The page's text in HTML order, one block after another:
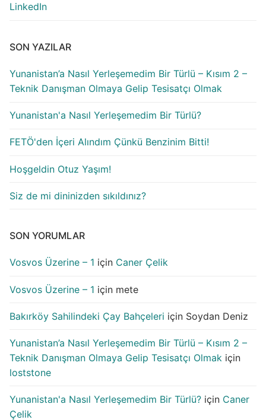
LinkedIn
SON YAZILAR
Yunanistan’a Nasıl Yerleşemedim Bir Türlü – Kısım 2 –
Teknik Danışman Olmaya Gelip Tesisatçı Olmak
Yunanistan'a Nasıl Yerleşemedim Bir Türlü?
FETÖ'den İçeri Alındım Çünkü Benzinim Bitti!
Hoşgeldin Otuz Yaşım!
Siz de mi dininizden sıkıldınız?
SON YORUMLAR
Vosvos Üzerine – 1 için Caner Çelik
Vosvos Üzerine – 1 için mete
Bakırköy Sahilindeki Çay Bahçeleri için Soydan Deniz
Yunanistan’a Nasıl Yerleşemedim Bir Türlü – Kısım 2 –
Teknik Danışman Olmaya Gelip Tesisatçı Olmak için
loststone
Yunanistan'a Nasıl Yerleşemedim Bir Türlü? için Caner
Çelik